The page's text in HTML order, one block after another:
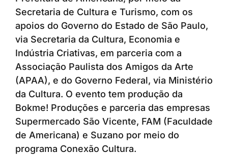
Secretaria de Cultura e Turismo, com os
apoios do Governo do Estado de São Paulo,
via Secretaria da Cultura, Economia e
Indústria Criativas, em parceria com a
Associação Paulista dos Amigos da Arte
(APAA), e do Governo Federal, via Ministério
da Cultura. O evento tem produção da
Bokme! Produções e parceria das empresas
Supermercado São Vicente, FAM (Faculdade
de Americana) e Suzano por meio do
programa Conexão Cultura.